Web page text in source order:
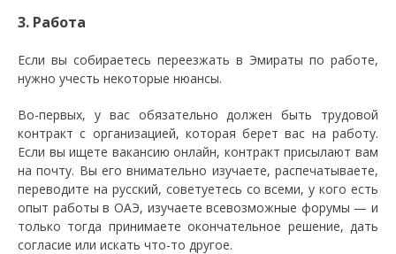
3. Работа
Если вы собираетесь переезжать в Эмираты по работе,
нужно учесть некоторые нюансы.
Во-первых, у вас обязательно должен быть трудовой
контракт с организацией, которая берет вас на работу.
Если вы ищете вакансию онлайн, контракт присылают вам
на почту. Вы его внимательно изучаете, распечатываете,
переводите на русский, советуетесь со всеми, у кого есть
опыт работы в ОАЭ, изучаете всевозможные форумы — и
только тогда принимаете окончательное решение, дать
согласие или искать что-то другое.